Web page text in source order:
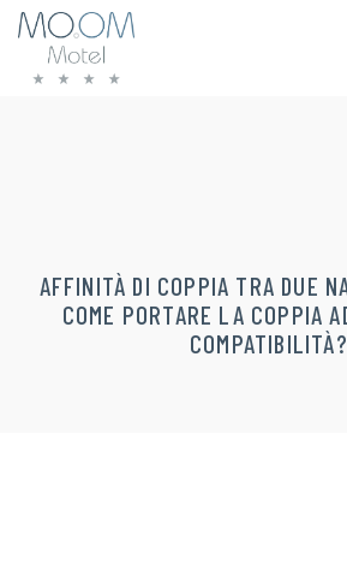
AFFINITÀ DI COPPIA TRA DUE
COME PORTARE LA COPPIA
COMPATIBILITÀ?